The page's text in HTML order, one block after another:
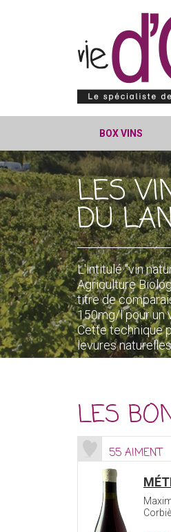
BOX VINS
LES
DU
L'intitulé "vin
Agriculture
titre de
150mg/l pour un
Cette technique
levures
LES
55 AIMENT